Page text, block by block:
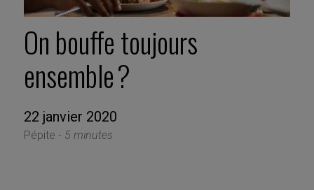
On bouffe toujours
ensemble ?
22 janvier 2020
Pépite - 5 minutes